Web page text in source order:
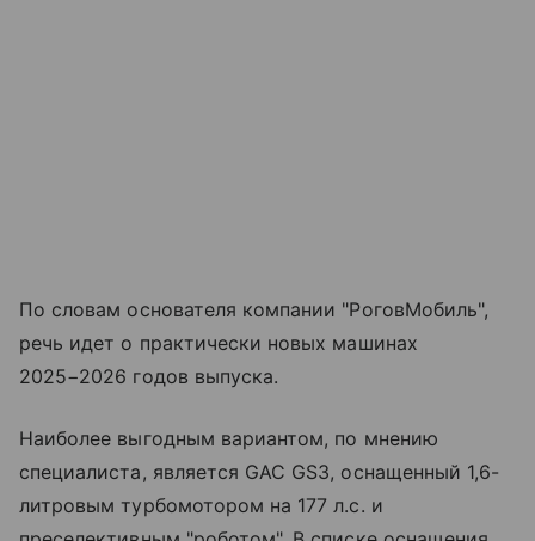
По словам основателя компании "РоговМобиль",
речь идет о практически новых машинах
2025−2026 годов выпуска.
Наиболее выгодным вариантом, по мнению
специалиста, является GAC GS3, оснащенный 1,6-
литровым турбомотором на 177 л.с. и